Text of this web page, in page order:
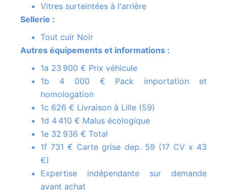
Vitres surteintées à l'arrière
Sellerie :
Tout cuir Noir
Autres équipements et informations :
1a 23 900 € Prix véhicule
1b 4 000 € Pack importation et
homologation
1c 626 € Livraison à Lille (59)
1d 4 410 € Malus écologique
1e 32 936 € Total
1f 731 € Carte grise dep. 59 (17 CV x 43
€)
Expertise indépendante sur demande
avant achat